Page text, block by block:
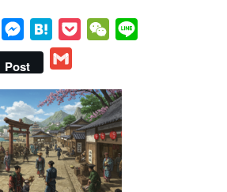
W
e
s
e
n
g
e
a
t
e
n
a
k
e
t
W
h
a
t
Post
a
i
l